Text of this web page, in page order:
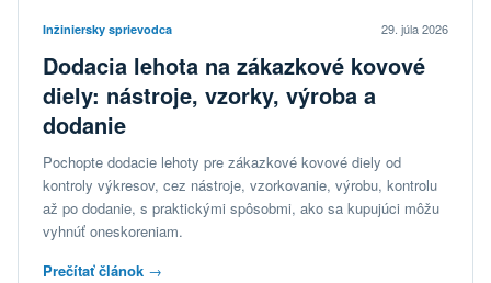
Inžiniersky sprievodca 29. júla 2026
Dodacia lehota na zákazkové kovové
diely: nástroje, vzorky, výroba a
dodanie
Pochopte dodacie lehoty pre zákazkové kovové diely od
kontroly výkresov, cez nástroje, vzorkovanie, výrobu, kontrolu
až po dodanie, s praktickými spôsobmi, ako sa kupujúci môžu
vyhnúť oneskoreniam.
Prečítať článok →